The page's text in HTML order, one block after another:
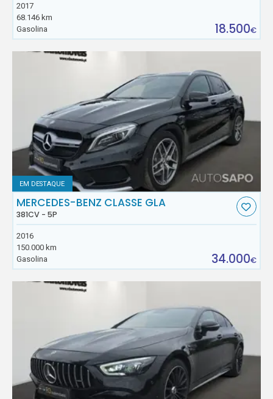
2017
68.146 km
Gasolina
18.500€
EM DESTAQUE
MERCEDES-BENZ CLASSE GLA
381CV - 5P
2016
150.000 km
Gasolina
34.000€